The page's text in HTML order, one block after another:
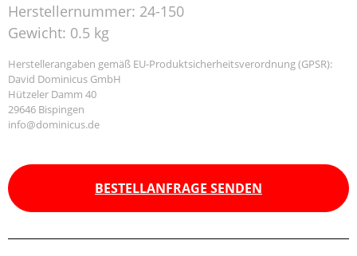
Herstellernummer: 24-150
Gewicht: 0.5 kg
Herstellerangaben gemäß EU-Produktsicherheitsverordnung (GPSR):
David Dominicus GmbH
Hützeler Damm 40
29646 Bispingen
info@dominicus.de
BESTELLANFRAGE SENDEN